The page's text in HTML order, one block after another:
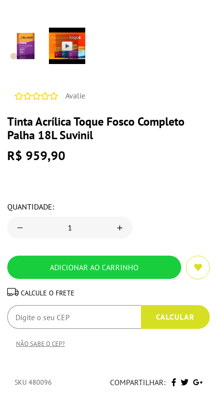
Avalie
Tinta Acrílica Toque Fosco Completo
Palha 18L Suvinil
R$ 959,90
QUANTIDADE:
CALCULE O FRETE
NÃO SABE O CEP?
SKU 480096 COMPARTILHAR: